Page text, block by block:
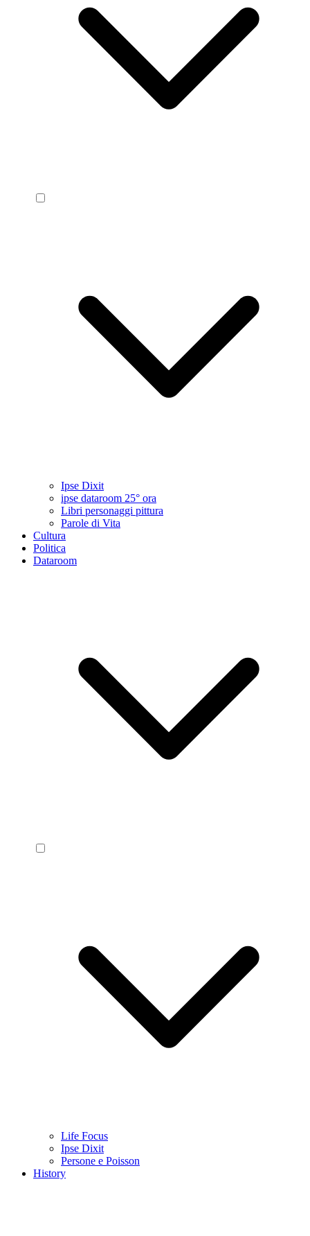
Ipse Dixit
ipse dataroom 25° ora
Libri personaggi pittura
Parole di Vita
Cultura
Politica
Dataroom
Life Focus
Ipse Dixit
Persone e Poisson
History